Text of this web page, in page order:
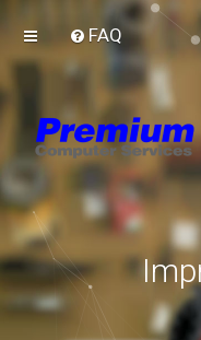
FAQ